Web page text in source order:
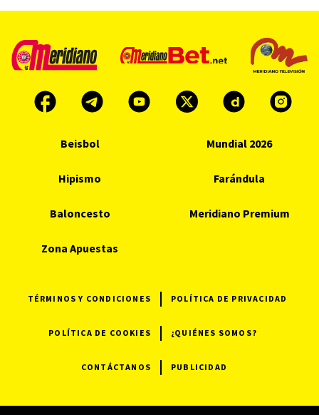
Beisbol Mundial 2026
Hipismo Farándula
Baloncesto Meridiano Premium
Zona Apuestas
TÉRMINOS Y CONDICIONES POLÍTICA DE PRIVACIDAD
POLÍTICA DE COOKIES ¿QUIÉNES SOMOS?
CONTÁCTANOS PUBLICIDAD